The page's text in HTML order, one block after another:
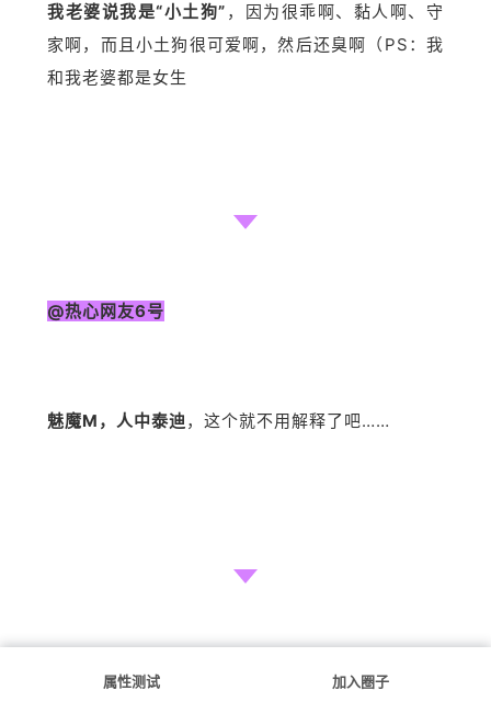
我老婆说我是“小土狗” ，因为很乖啊、黏人啊、守
家啊，而且小土狗很可爱啊，然后还臭啊（PS：我
和我老婆都是女生
@热心网友6号
魅魔M，人中泰迪 ，这个就不用解释了吧……
属性测试 加入圈子